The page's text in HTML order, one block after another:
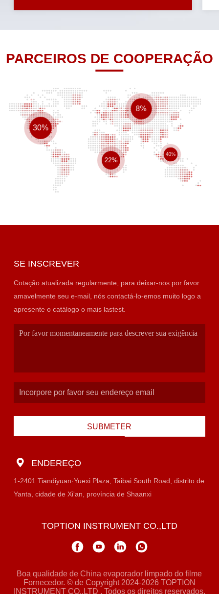
PARCEIROS DE COOPERAÇÃO
30%
8%
22%
40%
SE INSCREVER
Cotação atualizada regularmente, para deixar-nos por favor
amavelmente seu e-mail, nós contactá-lo-emos muito logo a
apresente o catálogo o mais lastest.
SUBMETER
ENDEREÇO
1-2401 Tiandiyuan·Yuexi Plaza, Taibai South Road, distrito de
Yanta, cidade de Xi'an, província de Shaanxi
TOPTION INSTRUMENT CO.,LTD
Boa qualidade de China evaporador limpado do filme
Fornecedor. © de Copyright 2024-2026 TOPTION
INSTRUMENT CO.,LTD . Todos os direitos reservados.